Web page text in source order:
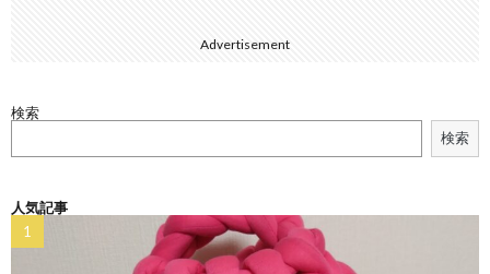
Advertisement
検索
検索
人気記事